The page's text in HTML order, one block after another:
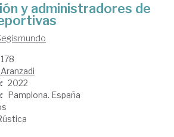
y administradores de
2022
Pamplona. España